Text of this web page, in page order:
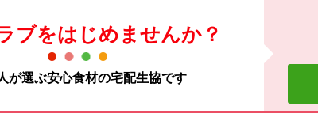
ブをはじめませんか？
が選ぶ安心食材の宅配生協です